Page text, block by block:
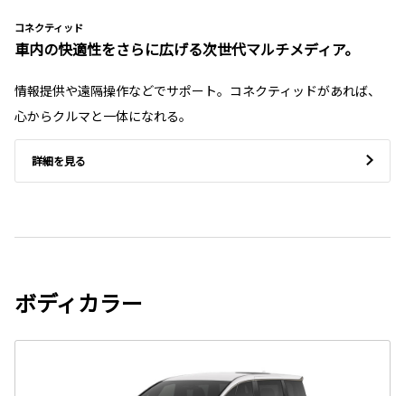
コネクティッド
車内の快適性をさらに広げる次世代マルチメディア。
情報提供や遠隔操作などでサポート。コネクティッドがあれば、
心からクルマと一体になれる。
詳細を見る
ボディカラー